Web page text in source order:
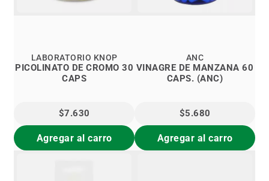
PICOLINATO DE CROMO 30
CAPS
LABORATORIO KNOP
$7.630
Agregar al carro
VINAGRE DE MANZANA 60
CAPS. (ANC)
ANC
$5.680
Agregar al carro